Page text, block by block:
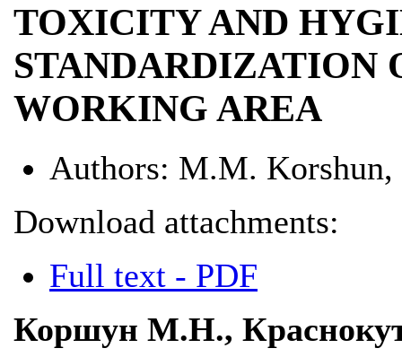
TOXICITY AND
STANDARDIZATION
WORKING AREA
Authors: M.M.
Download attachments:
Full text - PDF
Коршун М.Н.,